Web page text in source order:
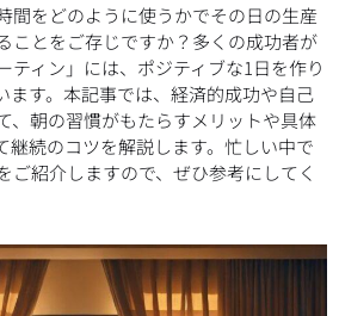
間をどのように使うかでその日の生産
ことをご存じですか？多くの成功者が
ティン」には、ポジティブな1日を作り
ます。本記事では、経済的成功や自己
、朝の習慣がもたらすメリットや具体
継続のコツを解説します。忙しい中で
ご紹介しますので、ぜひ参考にしてく